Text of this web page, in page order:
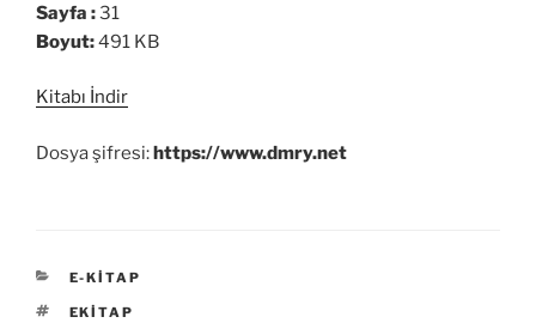
Sayfa :31
Boyut:491 KB
Kitabı İndir
Dosya şifresi:https://www.dmry.net
KATEGORILER
E-KITAP
ETIKETLER
EKITAP